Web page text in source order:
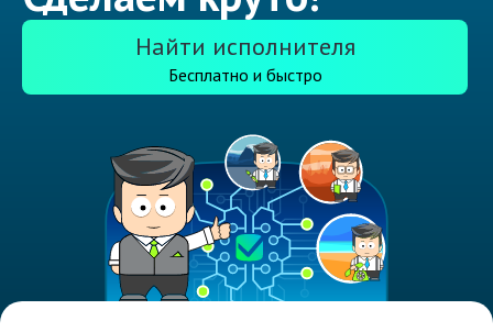
Найти исполнителя
Бесплатно и быстро